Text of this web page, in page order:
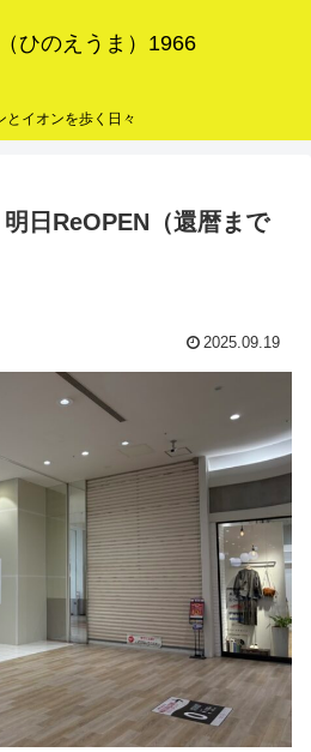
ひのえうま）1966
とイオンを歩く日々
日ReOPEN（還暦まで
2025.09.19